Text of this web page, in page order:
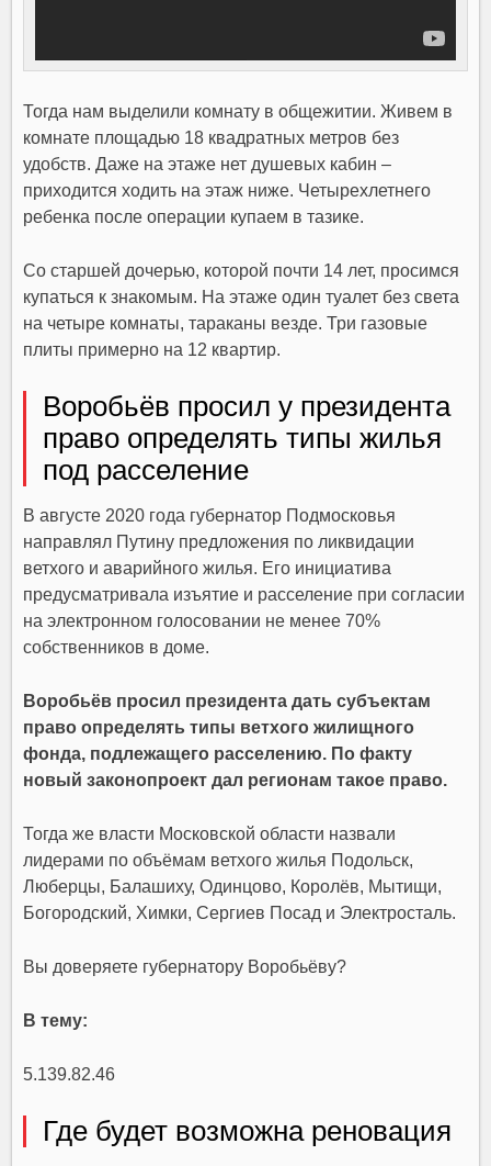
Тогда нам выделили комнату в общежитии. Живем в
комнате площадью 18 квадратных метров без
удобств. Даже на этаже нет душевых кабин –
приходится ходить на этаж ниже. Четырехлетнего
ребенка после операции купаем в тазике.
Со старшей дочерью, которой почти 14 лет, просимся
купаться к знакомым. На этаже один туалет без света
на четыре комнаты, тараканы везде. Три газовые
плиты примерно на 12 квартир.
Воробьёв просил у президента
право определять типы жилья
под расселение
В августе 2020 года губернатор Подмосковья
направлял Путину предложения по ликвидации
ветхого и аварийного жилья. Его инициатива
предусматривала изъятие и расселение при согласии
на электронном голосовании не менее 70%
собственников в доме.
Воробьёв просил президента дать субъектам
право определять типы ветхого жилищного
фонда, подлежащего расселению. По факту
новый законопроект дал регионам такое право.
Тогда же власти Московской области назвали
лидерами по объёмам ветхого жилья Подольск,
Люберцы, Балашиху, Одинцово, Королёв, Мытищи,
Богородский, Химки, Сергиев Посад и Электросталь.
Вы доверяете губернатору Воробьёву?
В тему:
5.139.82.46
Где будет возможна реновация